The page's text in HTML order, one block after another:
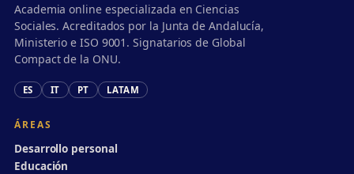
Academia online especializada en Ciencias
Sociales. Acreditados por la Junta de Andalucía,
Ministerio e ISO 9001. Signatarios de Global
Compact de la ONU.
ES IT PT LATAM
ÁREAS
Desarrollo personal
Educación